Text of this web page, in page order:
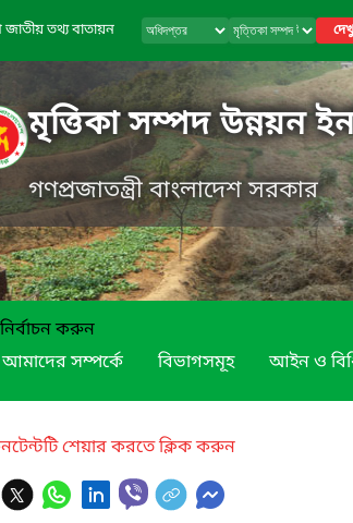
জাতীয় তথ্য বাতায়ন
মৃত্তিকা সম্পদ উন্নয়ন
গণপ্রজাতন্ত্রী বাংলাদেশ সরকার
করুন
আমাদের সম্পর্কে
বিভাগসমূহ আইন ও
শেয়ার করতে ক্লিক করুন